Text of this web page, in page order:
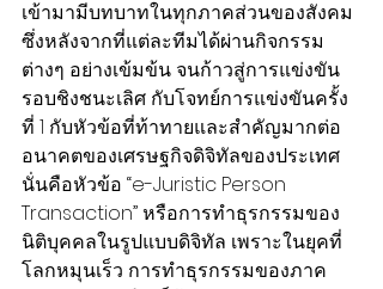
เข้ามามีบทบาทในทุกภาคส่วนของสังคม
ซึ่งหลังจากที่แต่ละทีมได้ผ่านกิจกรรม
ต่างๆ อย่างเข้มข้น จนก้าวสู่การแข่งขัน
รอบชิงชนะเลิศ กับโจทย์การแข่งขันครั้ง
ที่ 1 กับหัวข้อที่ท้าทายและสำคัญมากต่อ
อนาคตของเศรษฐกิจดิจิทัลของประเทศ
นั่นคือหัวข้อ “e-Juristic Person
Transaction” หรือการทำธุรกรรมของ
นิติบุคคลในรูปแบบดิจิทัล เพราะในยุคที่
โลกหมุนเร็ว การทำธุรกรรมของภาค